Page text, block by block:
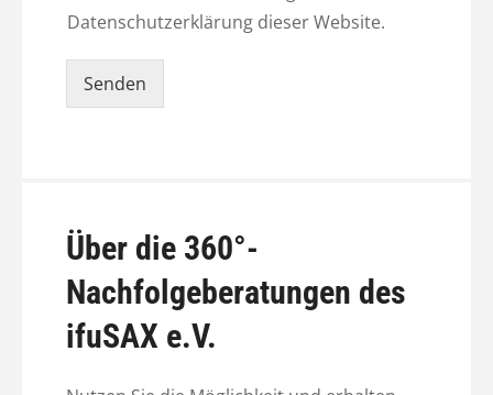
Datenschutzerklärung dieser Website.
Senden
Über die 360°-
Nachfolgeberatungen des
ifuSAX e.V.